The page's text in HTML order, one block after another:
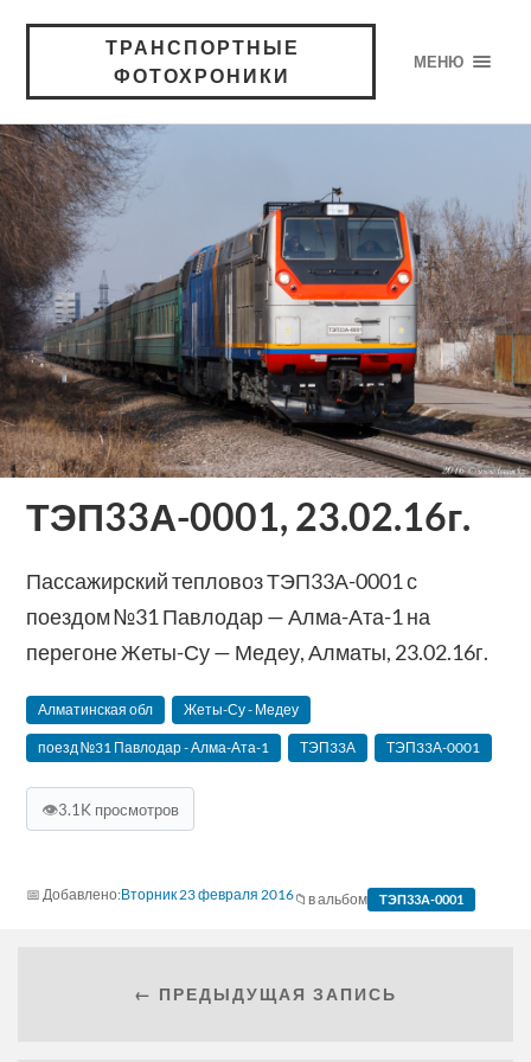
ТРАНСПОРТНЫЕ
ФОТОХРОНИКИ
МЕНЮ
ТЭП33А-0001, 23.02.16г.
Пассажирский тепловоз ТЭП33А-0001 с
поездом №31 Павлодар — Алма-Ата-1 на
перегоне Жеты-Су — Медеу, Алматы, 23.02.16г.
Алматинская обл Жеты-Су - Медеу
поезд №31 Павлодар - Алма-Ата-1 ТЭП33А ТЭП33А-0001
👁3.1K просмотров
Вторник 23 февраля 2016 в альбом ТЭП33А-0001
← ПРЕДЫДУЩАЯ ЗАПИСЬ